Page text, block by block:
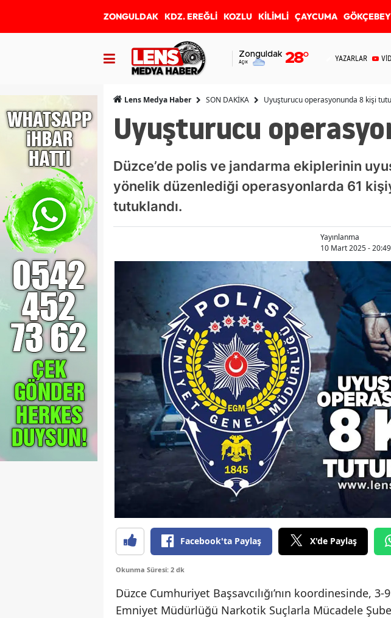
ZONGULDAK KDZ. EREĞLİ KOZLU KİLİMLİ ÇAYCUMA GÖKÇEBEY
Zonguldak
Açık 28° YAZARLAR
Lens Medya Haber SON DAKİKA Uyuşturucu operasyonunda 8 kişi
Uyuşturucu
Düzce’de polis ve jandarma ekiplerinin
yönelik düzenlediği operasyonlarda 61
tutuklandı.
Yayınlanma
10 Mart 2025 - 20:49
Facebook'ta Paylaş X'de Paylaş
Okunma Süresi: 2 dk
Düzce Cumhuriyet Başsavcılığı’nın koordinesinde,
Emniyet Müdürlüğü Narkotik Suçlarla Mücadele